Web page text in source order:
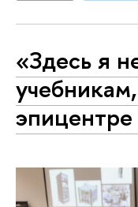
«Здесь я
эпицентре